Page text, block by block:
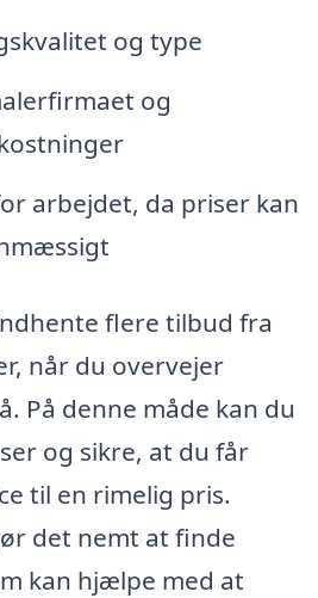
og type
og
arbejdet, da priser kan
flere tilbud fra
når du overvejer
På denne måde kan du
og sikre, at du får
til en rimelig pris.
det nemt at finde
kan hjælpe med at